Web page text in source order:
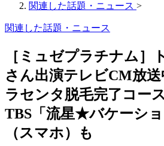
関連した話題・ニュース >
関連した話題・ニュース
［ミュゼプラチナム］
さん出演テレビCM放
ラセンタ脱毛完了コース
TBS「流星★バケーシ
（スマホ）も